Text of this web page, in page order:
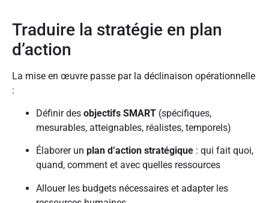
Traduire la stratégie en plan
d’action
La mise en œuvre passe par la déclinaison opérationnelle
:
Définir des objectifs SMART (spécifiques,
mesurables, atteignables, réalistes, temporels)
Élaborer un plan d’action stratégique : qui fait quoi,
quand, comment et avec quelles ressources
Allouer les budgets nécessaires et adapter les